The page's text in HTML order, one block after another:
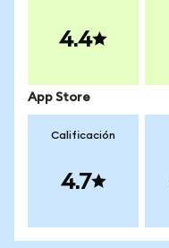
4.4
App Store
Calificación
4.7